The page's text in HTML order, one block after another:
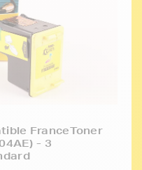
FranceToner
- 3